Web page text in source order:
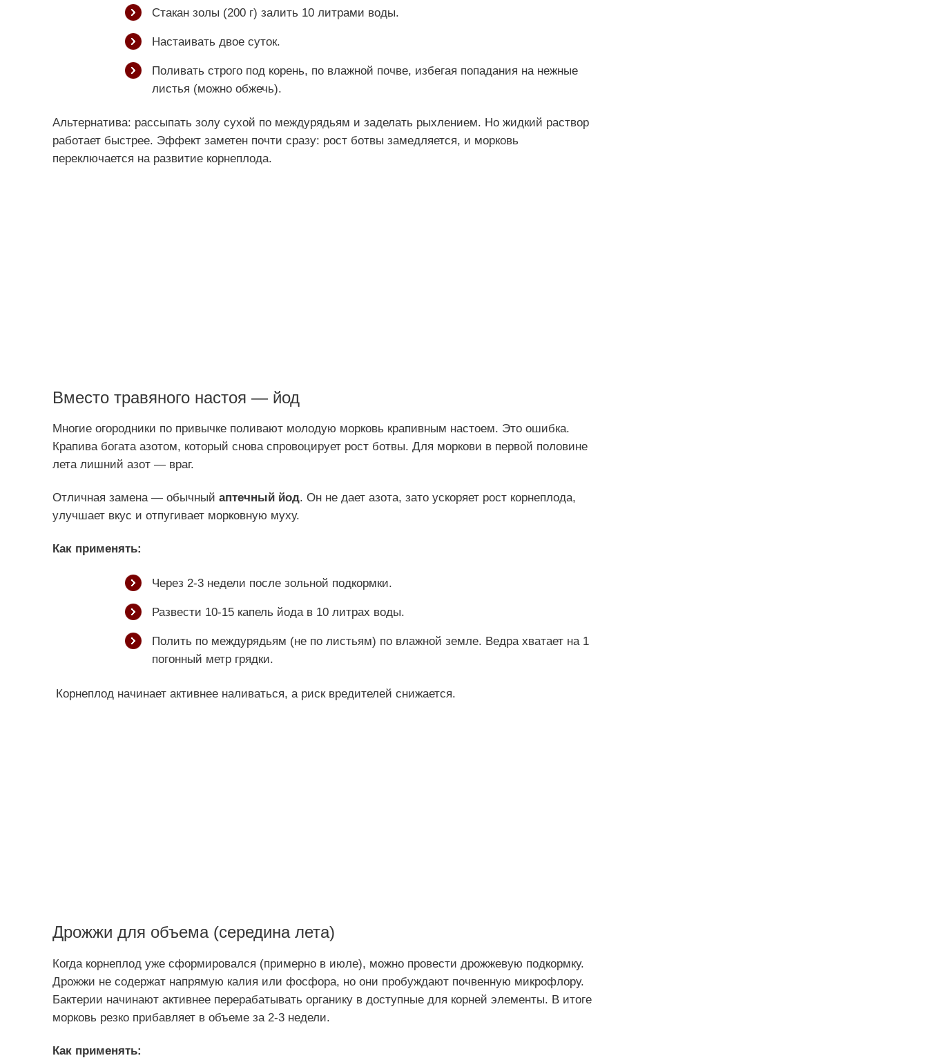
Стакан золы (200 г) залить 10 литрами воды.
Настаивать двое суток.
Поливать строго под корень, по влажной почве, избегая попадания на нежные
листья (можно обжечь).
Альтернатива: рассыпать золу сухой по междурядьям и заделать рыхлением. Но жидкий раствор
работает быстрее. Эффект заметен почти сразу: рост ботвы замедляется, и морковь
переключается на развитие корнеплода.
Вместо травяного настоя — йод
Многие огородники по привычке поливают молодую морковь крапивным настоем. Это ошибка.
Крапива богата азотом, который снова спровоцирует рост ботвы. Для моркови в первой половине
лета лишний азот — враг.
Отличная замена — обычный аптечный йод. Он не дает азота, зато ускоряет рост корнеплода,
улучшает вкус и отпугивает морковную муху.
Как применять:
Через 2-3 недели после зольной подкормки.
Развести 10-15 капель йода в 10 литрах воды.
Полить по междурядьям (не по листьям) по влажной земле. Ведра хватает на 1
погонный метр грядки.
Корнеплод начинает активнее наливаться, а риск вредителей снижается.
Дрожжи для объема (середина лета)
Когда корнеплод уже сформировался (примерно в июле), можно провести дрожжевую подкормку.
Дрожжи не содержат напрямую калия или фосфора, но они пробуждают почвенную микрофлору.
Бактерии начинают активнее перерабатывать органику в доступные для корней элементы. В итоге
морковь резко прибавляет в объеме за 2-3 недели.
Как применять: